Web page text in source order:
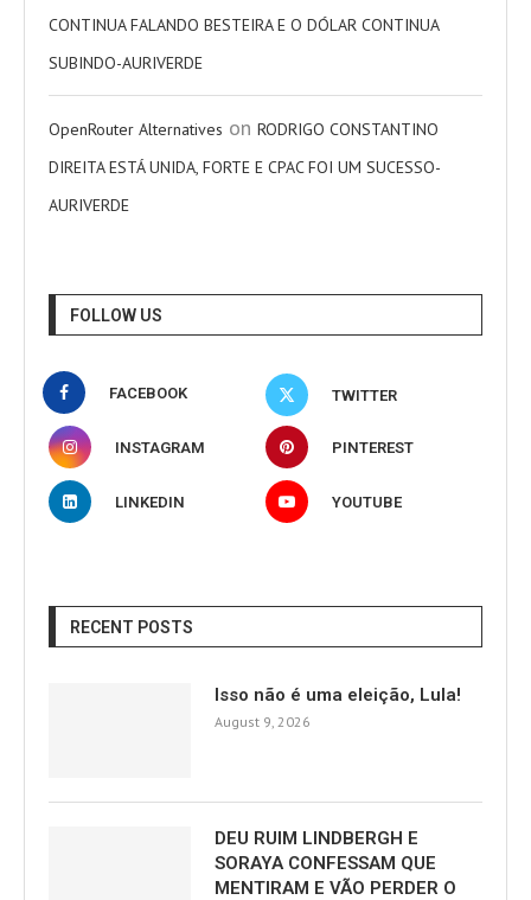
CONTINUA FALANDO BESTEIRA E O DÓLAR CONTINUA
SUBINDO-AURIVERDE
OpenRouter Alternatives on RODRIGO CONSTANTINO
DIREITA ESTÁ UNIDA, FORTE E CPAC FOI UM SUCESSO-
AURIVERDE
FOLLOW US
FACEBOOK TWITTER
INSTAGRAM PINTEREST
LINKEDIN YOUTUBE
RECENT POSTS
Isso não é uma eleição, Lula!
August 9, 2026
DEU RUIM LINDBERGH E
SORAYA CONFESSAM QUE
MENTIRAM E VÃO PERDER O